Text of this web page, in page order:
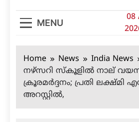
MENU
08
Home News
India News
നഴ്‌സറി സ്‌കൂളില്‍ നാല്
ക്രൂരമര്‍ദ്ദനം; പ്രതി ലക്ഷ്മി
അറസ്റ്റില്‍,